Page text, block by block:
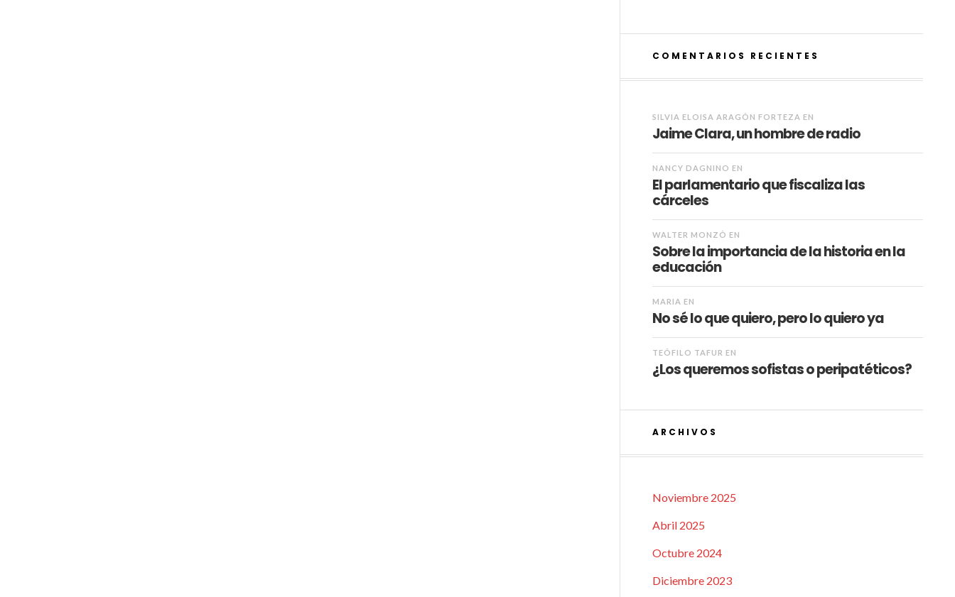
COMENTARIOS RECIENTES
SILVIA ELOISA ARAGÓN FORTEZA EN
Jaime Clara, un hombre de radio
NANCY DAGNINO EN
El parlamentario que fiscaliza las
cárceles
WALTER MONZÓ EN
Sobre la importancia de la historia en la
educación
MARIA EN
No sé lo que quiero, pero lo quiero ya
TEÓFILO TAFUR EN
¿Los queremos sofistas o peripatéticos?
ARCHIVOS
Noviembre 2025
Abril 2025
Octubre 2024
Diciembre 2023